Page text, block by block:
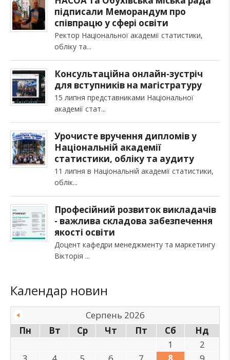
підписали Меморандум про
співпрацю у сфері освіти
Ректор Національної академії статистики,
обліку та
Консультаційна онлайн-зустріч
для вступників на магістратуру
15 липня представниками Національної
академії стат
Урочисте вручення дипломів у
Національній академії
статистики, обліку та аудиту
11 липня в Національній академії статистики,
облік
Професійний розвиток викладачів
- важлива складова забезпечення
якості освіти
Доцент кафедри менеджменту та маркетингу
Вікторія
Календар новин
Серпень 2026
Пн
Вт Ср Чт Пт Сб
Нд
1
2